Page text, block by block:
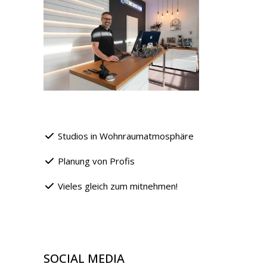
Studios in Wohnraumatmosphäre
Planung von Profis
Vieles gleich zum mitnehmen!
SOCIAL MEDIA